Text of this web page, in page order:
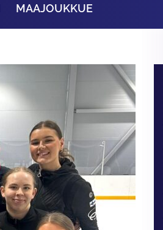
MAAJOUKKUE